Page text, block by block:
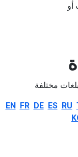
EN FR DE ES RU